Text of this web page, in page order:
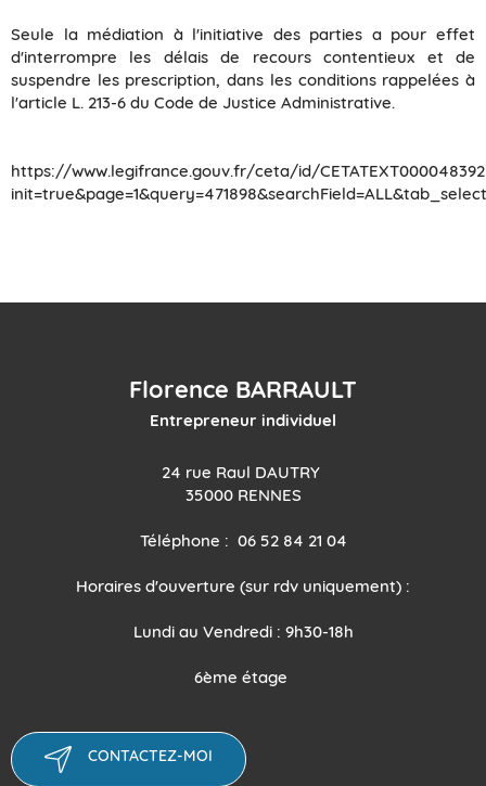
Seule la médiation à l'initiative des parties a pour effet
d'interrompre les délais de recours contentieux et de
suspendre les prescription, dans les conditions rappelées à
l'article L. 213-6 du Code de Justice Administrative.
https://www.legifrance.gouv.fr/ceta/id/
Florence BARRAULT
Entrepreneur individuel
24 rue Raul DAUTRY
35000 RENNES
Téléphone : 06 52 84 21 04
Horaires d'ouverture (sur rdv uniquement) :
Lundi au Vendredi : 9h30-18h
6ème étage
CONTACTEZ-MOI